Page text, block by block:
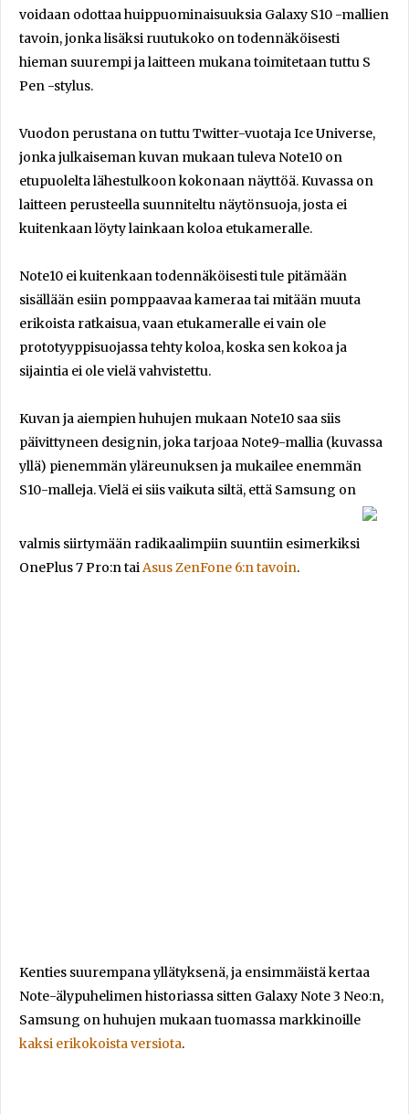
voidaan odottaa huippuominaisuuksia Galaxy S10 -mallien
tavoin, jonka lisäksi ruutukoko on todennäköisesti
hieman suurempi ja laitteen mukana toimitetaan tuttu S
Pen -stylus.
Vuodon perustana on tuttu Twitter-vuotaja Ice Universe,
jonka julkaiseman kuvan mukaan tuleva Note10 on
etupuolelta lähestulkoon kokonaan näyttöä. Kuvassa on
laitteen perusteella suunniteltu näytönsuoja, josta ei
kuitenkaan löyty lainkaan koloa etukameralle.
Note10 ei kuitenkaan todennäköisesti tule pitämään
sisällään esiin pomppaavaa kameraa tai mitään muuta
erikoista ratkaisua, vaan etukameralle ei vain ole
prototyyppisuojassa tehty koloa, koska sen kokoa ja
sijaintia ei ole vielä vahvistettu.
Kuvan ja aiempien huhujen mukaan Note10 saa siis
päivittyneen designin, joka tarjoaa Note9-mallia (kuvassa
yllä) pienemmän yläreunuksen ja mukailee enemmän
S10-malleja. Vielä ei siis vaikuta siltä, että Samsung on
valmis siirtymään radikaalimpiin suuntiin esimerkiksi
OnePlus 7 Pro:n taiAsus ZenFone 6:n tavoin.
Kenties suurempana yllätyksenä, ja ensimmäistä kertaa
Note-älypuhelimen historiassa sitten Galaxy Note 3 Neo:n,
Samsung on huhujen mukaan tuomassa markkinoille
kaksi erikokoista versiota.